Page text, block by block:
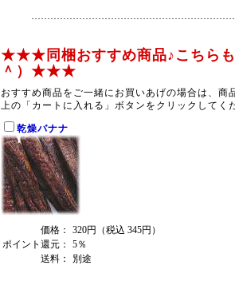
★★★同梱おすすめ商品♪こちらも
＾）★★★
おすすめ商品をご一緒にお買いあげの場合は、商
上の「カートに入れる」ボタンをクリックしてく
乾燥バナナ
価格：
320円（税込 345円）
ポイント還元：
5％
送料：
別途